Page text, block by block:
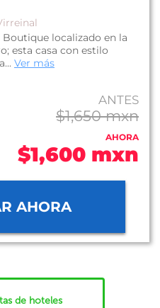
localizado en la
esta casa con estilo
Ver más
ANTES
$1,650 mxn
AHORA
$1,600 mxn
AHORA
de hoteles